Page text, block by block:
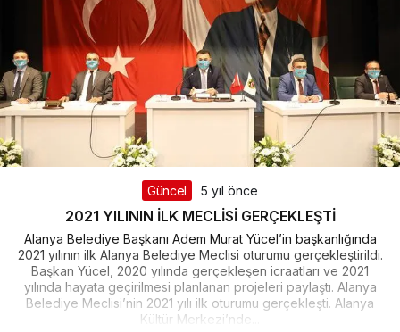
Güncel 5 yıl önce
2021 YILININ İLK MECLİSİ GERÇEKLEŞTİ
Alanya Belediye Başkanı Adem Murat Yücel’in başkanlığında
2021 yılının ilk Alanya Belediye Meclisi oturumu gerçekleştirildi.
Başkan Yücel, 2020 yılında gerçekleşen icraatları ve 2021
yılında hayata geçirilmesi planlanan projeleri paylaştı. Alanya
Belediye Meclisi’nin 2021 yılı ilk oturumu gerçekleşti. Alanya
Kültür Merkezi’nde...